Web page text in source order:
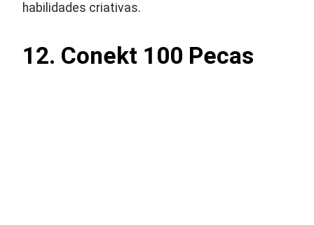
habilidades criativas.
12. Conekt 100 Pecas